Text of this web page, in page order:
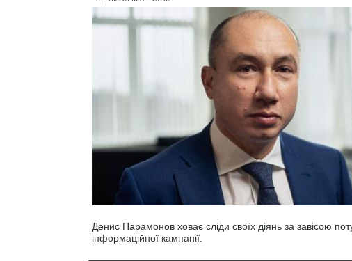
Денис Парамонов ховає сліди своїх діянь за завісою
інформаційної кампанії.